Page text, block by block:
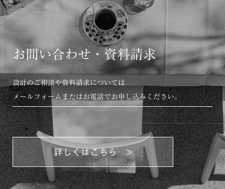
お問い合わせ・資料請求
設計のご相談や資料請求については
メールフォームまたはお電話でお申し込みください。
詳しくはこちら >